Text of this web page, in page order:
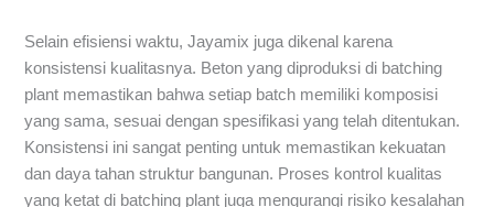
Selain efisiensi waktu, Jayamix juga dikenal karena
konsistensi kualitasnya. Beton yang diproduksi di batching
plant memastikan bahwa setiap batch memiliki komposisi
yang sama, sesuai dengan spesifikasi yang telah ditentukan.
Konsistensi ini sangat penting untuk memastikan kekuatan
dan daya tahan struktur bangunan. Proses kontrol kualitas
yang ketat di batching plant juga mengurangi risiko kesalahan